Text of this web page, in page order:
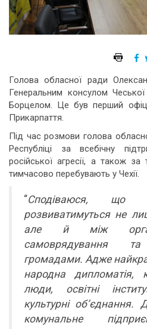
Голова обласної ради
Генеральним консулом
Борцелом. Це був перший
Прикарпаття.
Під час розмови голова
Республіці за всебічну
російської агресії, а також за
тимчасово перебувають у Чехії.
“Сподіваюся, що
розвиватимуться не
але й між
самоврядування та
громадами. Адже
народна дипломатія,
люди, освітні
культурні
комунальне